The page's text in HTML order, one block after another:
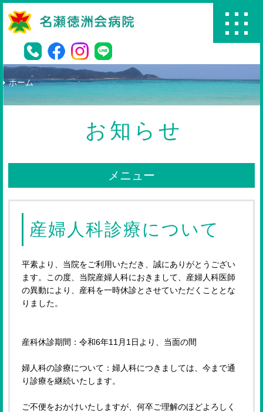
ホーム
お知らせ
メニュー
産婦人科診療について
平素より、当院をご利用いただき、誠にありがとうござい
ます。この度、当院産婦人科におきまして、産婦人科医師
の異動により、産科を一時休診とさせていただくこととな
りました。
産科休診期間：令和6年11月1日より、当面の間
婦人科の診療について：婦人科につきましては、今まで通
り診療を継続いたします。
ご不便をおかけいたしますが、何卒ご理解のほどよろしく